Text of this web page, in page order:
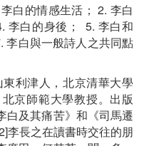
的情感生活； 2. 李白
李白的身後； 5. 李白和
李白與一般詩人之共同點
利津人，北京清華大學
京師範大學教授。出版
白及其痛苦》和《司馬遷
李長之在讀書時交往的朋